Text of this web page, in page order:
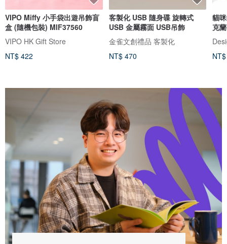
VIPO Miffy 小手袋出遊吊飾盲
盒 (隨機包裝) MIF37560
VIPO HK Gift Store
NT$ 422
客製化 USB 隨身碟 旋轉式
USB 金屬霧面 USB吊飾
金雀文創禮品 客製化
NT$ 470
貓
克